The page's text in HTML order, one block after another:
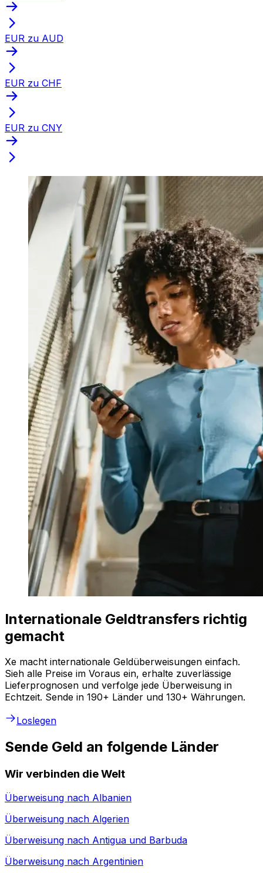
EUR zu AUD
EUR zu CHF
EUR zu CNY
Internationale Geldtransfers richtig
gemacht
Xe macht internationale Geldüberweisungen einfach.
Sieh alle Preise im Voraus ein, erhalte zuverlässige
Lieferprognosen und verfolge jede Überweisung in
Echtzeit. Sende in 190+ Länder und 130+ Währungen.
Loslegen
Sende Geld an folgende Länder
Wir verbinden die Welt
Überweisung nach Albanien
Überweisung nach Algerien
Überweisung nach Antigua und Barbuda
Überweisung nach Argentinien